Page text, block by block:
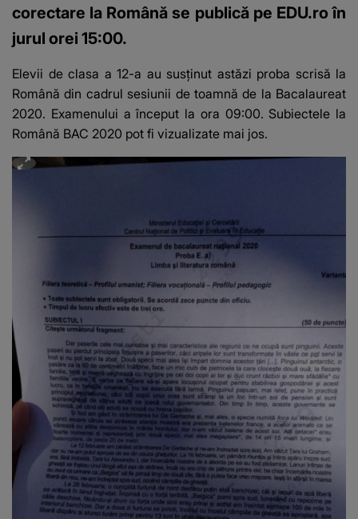
corectare la Română se publică pe EDU.ro în
jurul orei 15:00.
Elevii de clasa a 12-a au susţinut astăzi proba scrisă la
Română din cadrul sesiunii de toamnă de la Bacalaureat
2020. Examenului a început la ora 09:00. Subiectele la
Română BAC 2020 pot fi vizualizate mai jos.